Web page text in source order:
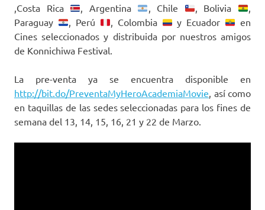
,Costa Rica , Argentina , Chile , Bolivia
,
Paraguay
, Perú , Colombia y Ecuador
en
Cines seleccionados y distribuida por nuestros amigos
de Konnichiwa Festival.
La pre-venta ya se encuentra disponible en
http://bit.do/PreventaMyHeroAcademiaMovie, así como
en taquillas de las sedes seleccionadas para los fines de
semana del 13, 14, 15, 16, 21 y 22 de Marzo.